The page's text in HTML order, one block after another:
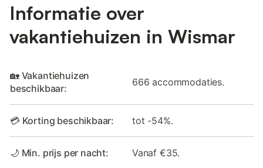
Informatie over
vakantiehuizen in Wismar
🏡 Vakantiehuizen
beschikbaar:
666 accommodaties.
💳 Korting beschikbaar: tot -54%.
🌙 Min. prijs per nacht: Vanaf €35.